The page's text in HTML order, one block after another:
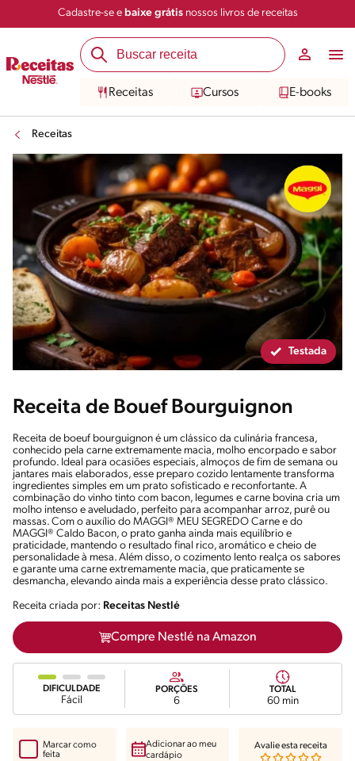
Cadastre-se e baixe grátisnossos livros de receitas
Receitas Cursos E-books
Receitas
Salvar Compartilhar
Testada
Receita de Bouef Bourguignon
Receita de boeuf bourguignon é um clássico da culinária francesa,
conhecido pela carne extremamente macia, molho encorpado e sabor
profundo. Ideal para ocasiões especiais, almoços de fim de semana ou
jantares mais elaborados, esse preparo cozido lentamente transforma
ingredientes simples em um prato sofisticado e reconfortante. A
combinação do vinho tinto com bacon, legumes e carne bovina cria um
molho intenso e aveludado, perfeito para acompanhar arroz, purê ou
massas. Com o auxílio do MAGGI® MEU SEGREDO Carne e do
MAGGI® Caldo Bacon, o prato ganha ainda mais equilíbrio e
praticidade, mantendo o resultado final rico, aromático e cheio de
personalidade à mesa. Além disso, o cozimento lento realça os sabores
e garante uma carne extremamente macia, que praticamente se
desmancha, elevando ainda mais a experiência desse prato clássico.
Receita criada por: Receitas Nestlé
Compre Nestlé na Amazon
DIFICULDADE
Fácil
PORÇÕES
6
TOTAL
60 min
Marcar como
feita
Adicionar ao meu
cardápio
Avalie esta receita